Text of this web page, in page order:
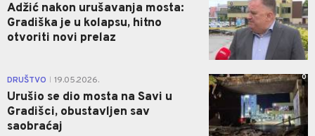
Adžić nakon urušavanja mosta:
Gradiška je u kolapsu, hitno
otvoriti novi prelaz
DRUŠTVO 19.05.2026.
Urušio se dio mosta na Savi u
Gradišci, obustavljen sav
saobraćaj
0